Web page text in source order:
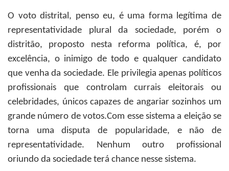
O voto distrital, penso eu, é uma forma legítima de
representatividade plural da sociedade, porém o
distritão, proposto nesta reforma política, é, por
excelência, o inimigo de todo e qualquer candidato
que venha da sociedade. Ele privilegia apenas políticos
profissionais que controlam currais eleitorais ou
celebridades, únicos capazes de angariar sozinhos um
grande número de votos.Com esse sistema a eleição se
torna uma disputa de popularidade, e não de
representatividade. Nenhum outro profissional
oriundo da sociedade terá chance nesse sistema.